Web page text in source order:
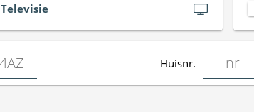
Televisie
Huisnr.